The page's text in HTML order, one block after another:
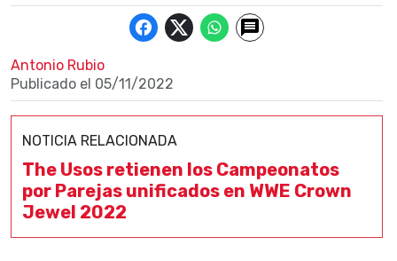
Antonio Rubio
Publicado el 05/11/2022
NOTICIA RELACIONADA
The Usos retienen los Campeonatos
por Parejas unificados en WWE Crown
Jewel 2022